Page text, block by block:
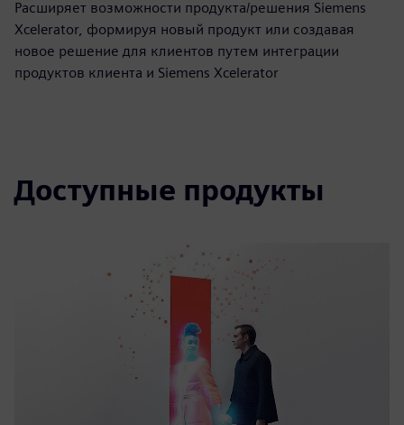
Расширяет возможности продукта/решения Siemens
Xcelerator, формируя новый продукт или создавая
новое решение для клиентов путем интеграции
продуктов клиента и Siemens Xcelerator
Доступные продукты